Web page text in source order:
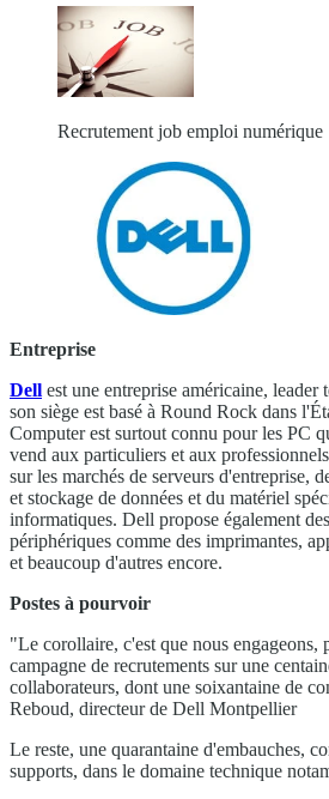
Recrutement job emploi numérique
Entreprise
Dell est une entreprise américaine,
son siège est basé à Round Rock dans
Computer est surtout connu pour les PC
vend aux particuliers et aux
sur les marchés de serveurs d'entreprise,
et stockage de données et du matériel
informatiques. Dell propose également
périphériques comme des imprimantes,
et beaucoup d'autres encore.
Postes à pourvoir
"Le corollaire, c'est que nous engageons,
campagne de recrutements sur une
collaborateurs, dont une soixantaine de
Reboud, directeur de Dell Montpellier
Le reste, une quarantaine d'embauches,
supports, dans le domaine technique